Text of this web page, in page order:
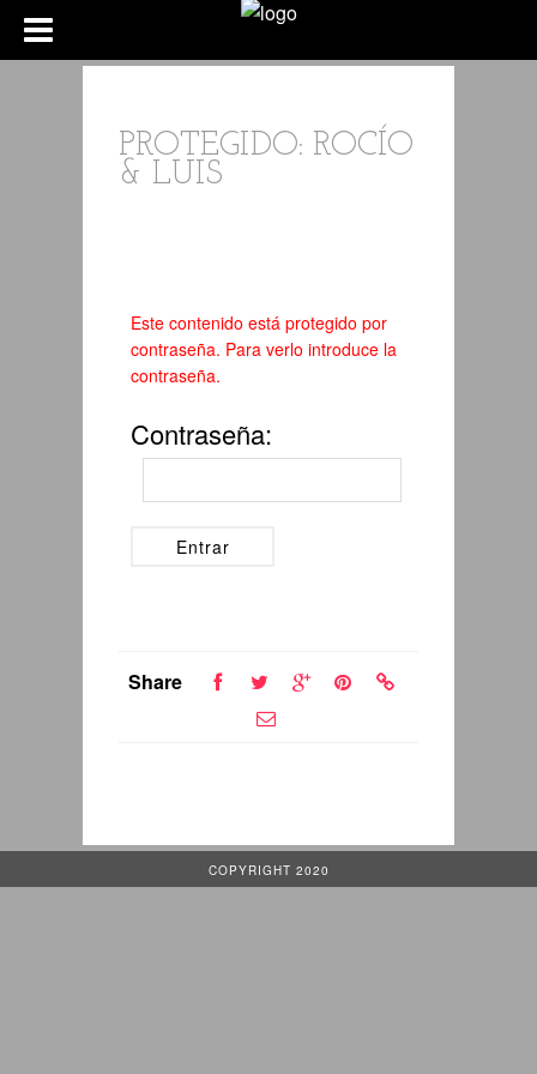
PROTEGIDO: ROCÍO
& LUIS
Este contenido está protegido por
contraseña. Para verlo introduce la
contraseña.
Contraseña:
Share
COPYRIGHT 2020